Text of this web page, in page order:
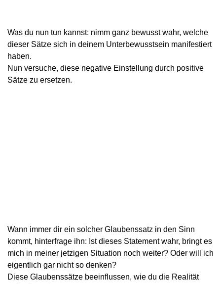
Was du nun tun kannst: nimm ganz bewusst wahr, welche
dieser Sätze sich in deinem Unterbewusstsein manifestiert
haben.
Nun versuche, diese negative Einstellung durch positive
Sätze zu ersetzen.
Wann immer dir ein solcher Glaubenssatz in den Sinn
kommt, hinterfrage ihn: Ist dieses Statement wahr, bringt es
mich in meiner jetzigen Situation noch weiter? Oder will ich
eigentlich gar nicht so denken?
Diese Glaubenssätze beeinflussen, wie du die Realität